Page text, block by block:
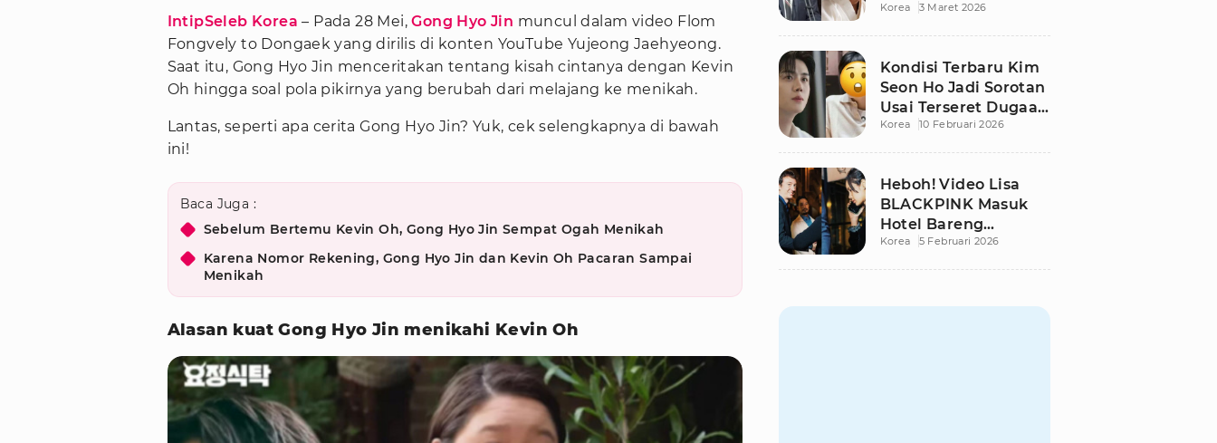
IntipSeleb Korea – Pada 28 Mei,Gong Hyo Jin muncul dalam video Flom
Fongvely to Dongaek yang dirilis di konten YouTube Yujeong Jaehyeong.
Saat itu, Gong Hyo Jin menceritakan tentang kisah cintanya dengan Kevin
Oh hingga soal pola pikirnya yang berubah dari melajang ke menikah.
Lantas, seperti apa cerita Gong Hyo Jin? Yuk, cek selengkapnya di bawah
ini!
Baca Juga :
Sebelum Bertemu Kevin Oh, Gong Hyo Jin Sempat Ogah Menikah
Karena Nomor Rekening, Gong Hyo Jin dan Kevin Oh Pacaran Sampai
Menikah
Alasan kuat Gong Hyo Jin menikahi Kevin Oh
Apel, Visual
Korea 3 Maret 2026
Kondisi Terbaru Kim
Seon Ho Jadi Sorotan
Usai Terseret Dugaan
Penggelapan Pajak
Korea 10 Februari 2026
Heboh! Video Lisa
BLACKPINK Masuk
Hotel Bareng
Frederic Arnault Picu
Korea 5 Februari 2026